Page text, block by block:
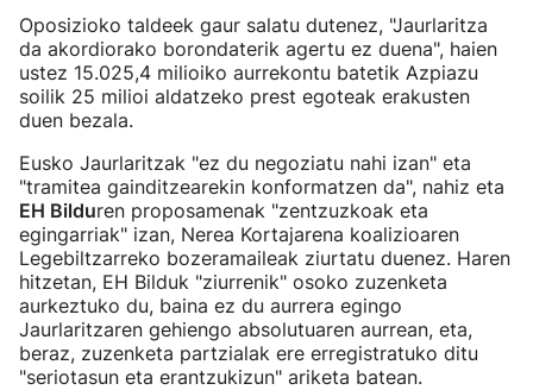
Oposizioko taldeek gaur salatu dutenez, "Jaurlaritza
da akordiorako borondaterik agertu ez duena", haien
ustez 15.025,4 milioiko aurrekontu batetik Azpiazu
soilik 25 milioi aldatzeko prest egoteak erakusten
duen bezala.
Eusko Jaurlaritzak "ez du negoziatu nahi izan" eta
"tramitea gainditzearekin konformatzen da", nahiz eta
EH Bilduren proposamenak "zentzuzkoak eta
egingarriak" izan, Nerea Kortajarena koalizioaren
Legebiltzarreko bozeramaileak ziurtatu duenez. Haren
hitzetan, EH Bilduk "ziurrenik" osoko zuzenketa
aurkeztuko du, baina ez du aurrera egingo
Jaurlaritzaren gehiengo absolutuaren aurrean, eta,
beraz, zuzenketa partzialak ere erregistratuko ditu
"seriotasun eta erantzukizun" ariketa batean.